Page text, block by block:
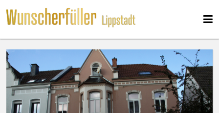
We use cookies
data protection